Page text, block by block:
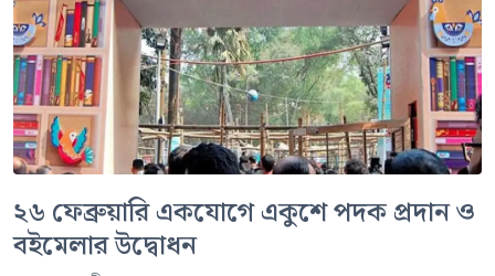
২৬ ফেব্রুয়ারি একযোগে একুশে পদক প্রদান ও
বইমেলার উদ্বোধন